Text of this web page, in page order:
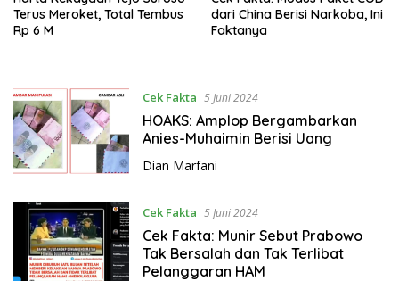
Terus Meroket, Total Tembus
Rp 6 M
dari China Berisi Narkoba, Ini
Faktanya
Cek Fakta 5 Juni 2024
HOAKS: Amplop Bergambarkan
Anies-Muhaimin Berisi Uang
Dian Marfani
Cek Fakta 5 Juni 2024
Cek Fakta: Munir Sebut Prabowo
Tak Bersalah dan Tak Terlibat
Pelanggaran HAM